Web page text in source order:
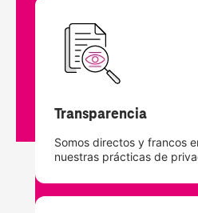
Transparencia
Somos directos y francos
nuestras prácticas de